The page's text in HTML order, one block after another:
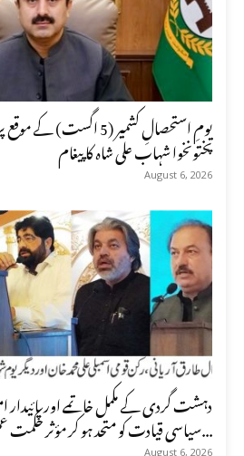
یومِ استحصالِ کشمیر (5
پختونخوا شہاب علی شاہ کا پیغام
August 6, 2026
دہشت گردی کے مکمل خاتمے اور
سیاسی قیادت کو متحد ہو کر مؤثر حکمت عملی اپنانا ہوگی، طارق...
August 6, 2026